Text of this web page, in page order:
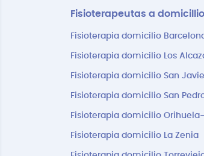
Fisioterapeutas a
Fisioterapia domicilio
Fisioterapia domicilio Los
Fisioterapia domicilio San
Fisioterapia domicilio San
Fisioterapia domicilio
Fisioterapia domicilio La Zenia